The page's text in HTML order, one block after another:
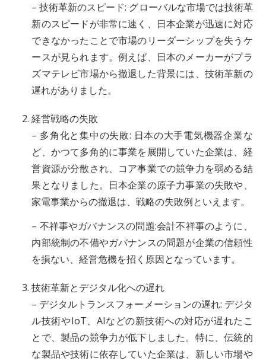
– 技術革新のスピード: グローバルな市場では技術革
新のスピードが非常に速く、日本企業が迅速に対応
できなかったことで市場のリーダーシップを失うケ
ースが見られます。例えば、日本のメーカーがプラ
ズマテレビ市場から撤退した背景には、技術革新の
遅れがありました。
経営戦略の失敗
– 多角化と集中の失敗: 日本の大手電気機器企業な
ど、かつて多角的に事業を展開していた企業は、経
営資源が分散され、コア事業での競争力を弱める結
果となりました。日本企業の原子力事業の失敗や、
家電事業からの撤退は、戦略の失敗例といえます。
– 不祥事やガバナンスの問題:会計不祥事のように、
内部統制の不備やガバナンスの問題が企業の信頼性
を損ない、経営危機を招く原因となっています。
技術革新とデジタル化への遅れ
– デジタルトランスフォーメーションの遅れ: デジタ
ル技術やIoT、AIなどの新技術への対応が遅れたこ
とで、製品の競争力が低下しました。特に、伝統的
な製品や技術に依存していた企業は、新しい市場や